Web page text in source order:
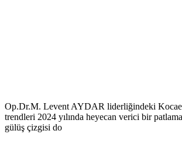
Op.Dr.M. Levent AYDAR liderliğindeki
trendleri 2024 yılında heyecan verici bir
gülüş çizgisi do